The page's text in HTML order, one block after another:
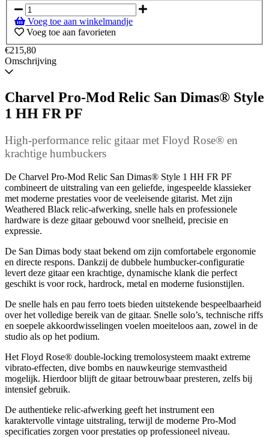
voorraad
Voeg toe aan winkelmandje
Voeg toe aan favorieten
€215,80
Omschrijving
Charvel Pro-Mod Relic San Dimas® Style
1 HH FR PF
High-performance relic gitaar met Floyd Rose® en
krachtige humbuckers
De Charvel Pro-Mod Relic San Dimas® Style 1 HH FR PF
combineert de uitstraling van een geliefde, ingespeelde klassieker
met moderne prestaties voor de veeleisende gitarist. Met zijn
Weathered Black relic-afwerking, snelle hals en professionele
hardware is deze gitaar gebouwd voor snelheid, precisie en
expressie.
De San Dimas body staat bekend om zijn comfortabele ergonomie
en directe respons. Dankzij de dubbele humbucker-configuratie
levert deze gitaar een krachtige, dynamische klank die perfect
geschikt is voor rock, hardrock, metal en moderne fusionstijlen.
De snelle hals en pau ferro toets bieden uitstekende bespeelbaarheid
over het volledige bereik van de gitaar. Snelle solo’s, technische riffs
en soepele akkoordwisselingen voelen moeiteloos aan, zowel in de
studio als op het podium.
Het Floyd Rose® double-locking tremolosysteem maakt extreme
vibrato-effecten, dive bombs en nauwkeurige stemvastheid
mogelijk. Hierdoor blijft de gitaar betrouwbaar presteren, zelfs bij
intensief gebruik.
De authentieke relic-afwerking geeft het instrument een
karaktervolle vintage uitstraling, terwijl de moderne Pro-Mod
specificaties zorgen voor prestaties op professioneel niveau.